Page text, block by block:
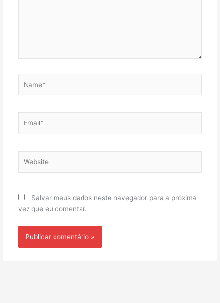
Salvar meus dados neste navegador para a próxima
vez que eu comentar.